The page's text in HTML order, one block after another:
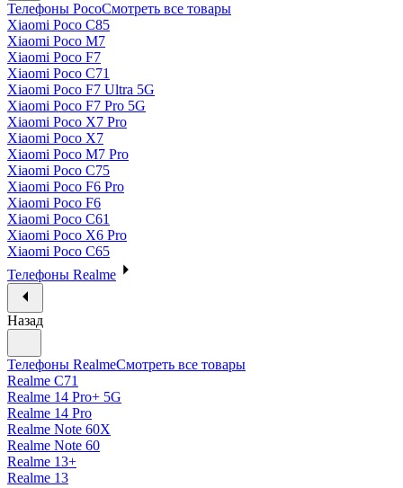
Телефоны PocoСмотреть все товары
Xiaomi Poco C85
Xiaomi Poco M7
Xiaomi Poco F7
Xiaomi Poco C71
Xiaomi Poco F7 Ultra 5G
Xiaomi Poco F7 Pro 5G
Xiaomi Poco X7 Pro
Xiaomi Poco X7
Xiaomi Poco M7 Pro
Xiaomi Poco C75
Xiaomi Poco F6 Pro
Xiaomi Poco F6
Xiaomi Poco C61
Xiaomi Poco X6 Pro
Xiaomi Poco C65
Телефоны Realme
Назад
Телефоны RealmeСмотреть все товары
Realme C71
Realme 14 Pro+ 5G
Realme 14 Pro
Realme Note 60X
Realme Note 60
Realme 13+
Realme 13